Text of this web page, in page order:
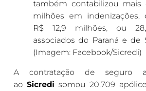
também contabilizou mais
milhões em indenizações,
R$ 12,9 milhões, ou
associados do Paraná e de
(Imagem: Facebook/Sicredi)
A contratação de seguro
ao Sicredi somou 20.709